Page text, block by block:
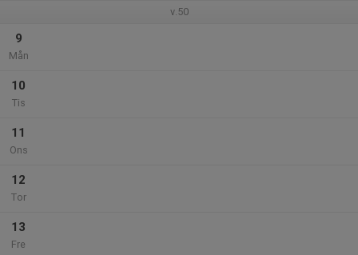
v.50
9
Mån
10
Tis
11
Ons
12
Tor
13
Fre